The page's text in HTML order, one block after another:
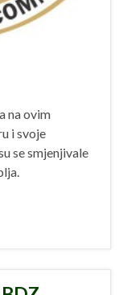
na ovim
i svoje
se smjenjivale